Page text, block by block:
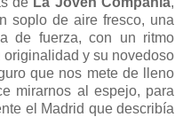
soplo de aire fresco, una
de fuerza, con un ritmo
y su novedoso
que nos mete de lleno
mirarnos al espejo, para
el Madrid que describía